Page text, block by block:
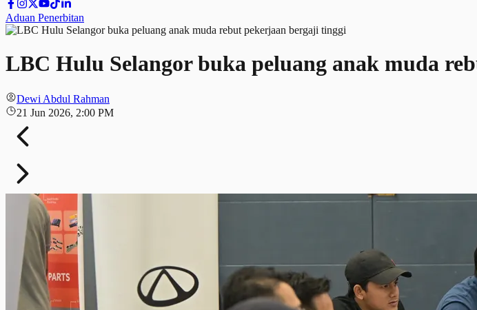
Aduan Penerbitan
LBC Hulu Selangor buka peluang anak muda
Dewi Abdul Rahman
21 Jun 2026, 2:00 PM